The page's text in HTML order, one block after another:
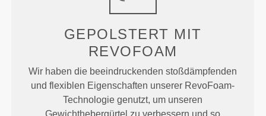
GEPOLSTERT MIT
REVOFOAM
Wir haben die beeindruckenden stoßdämpfenden
und flexiblen Eigenschaften unserer RevoFoam-
Technologie genutzt, um unseren
Gewichthebergürtel zu verbessern und so